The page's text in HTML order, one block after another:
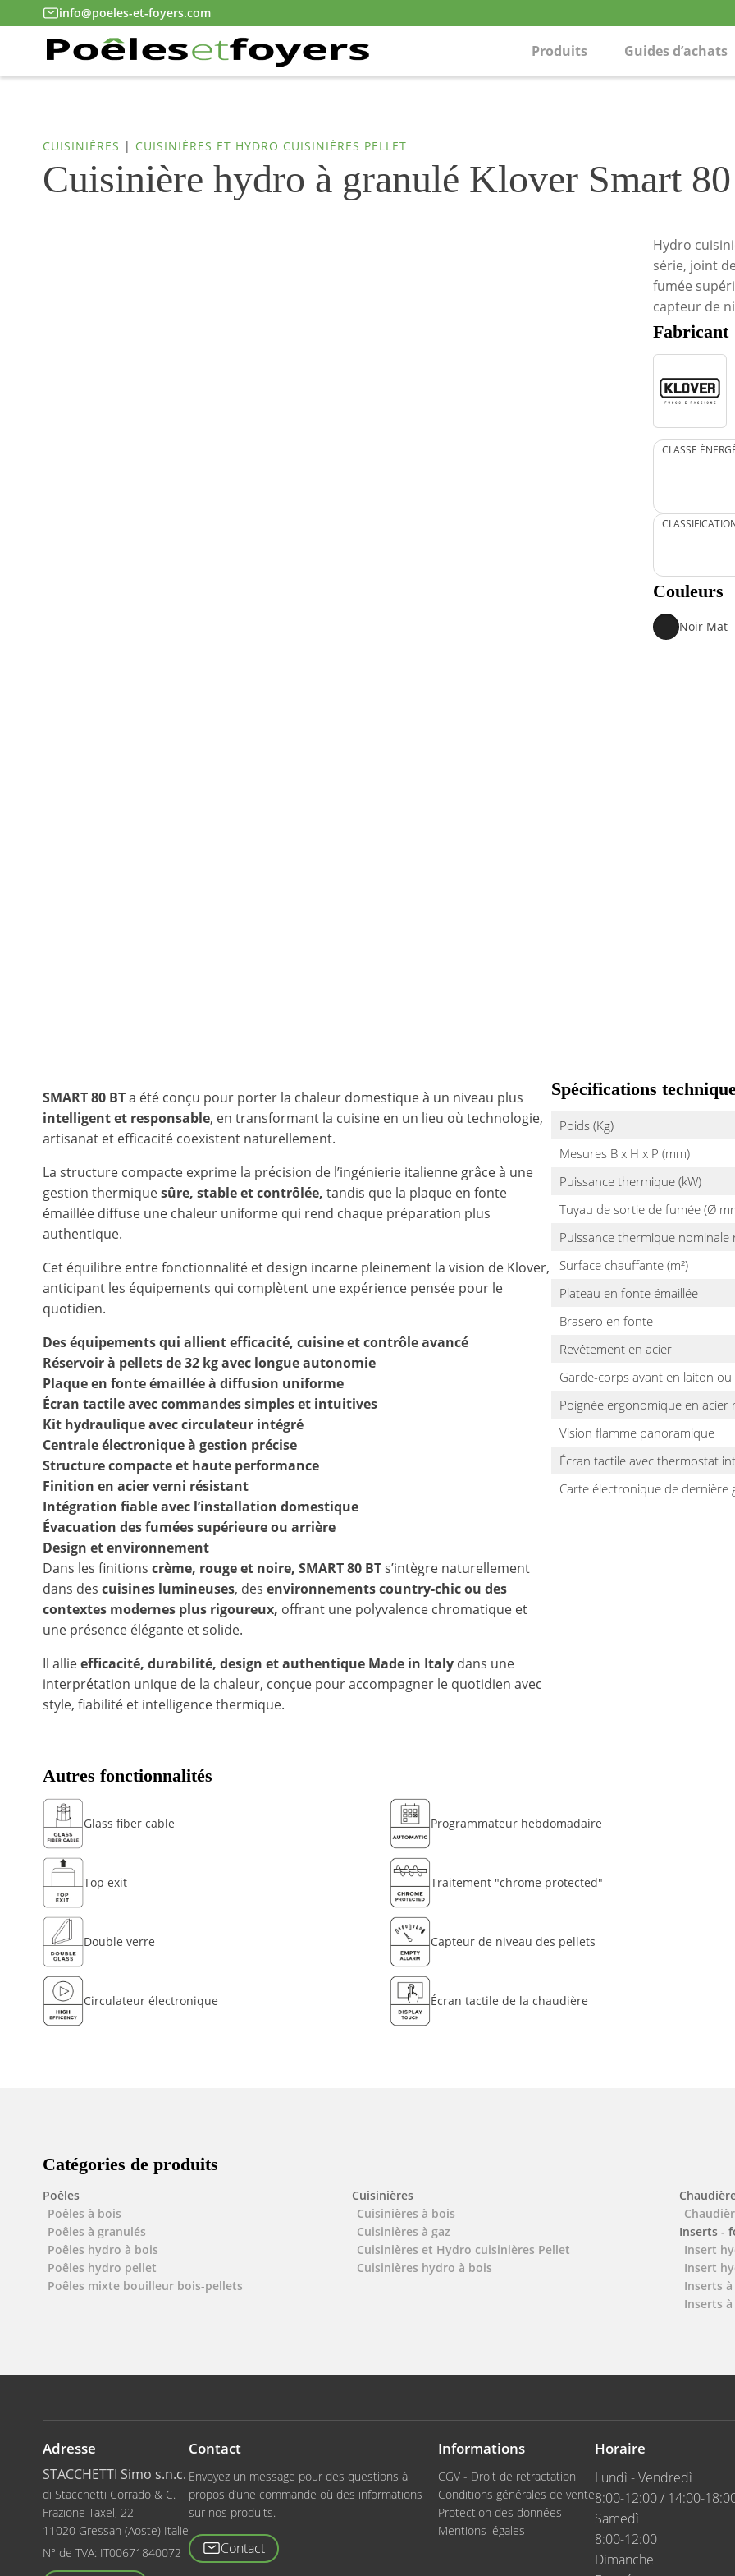
info@poeles-et-foyers.com
Produits Guides d’achats
CUISINIÈRES | CUISINIÈRES ET HYDRO CUISINIÈRES PELLET
Cuisinière hydro à granulé Klover Smart
Hydro
série, joint
fumée
capteur de
Fabricant
CLASSE
Couleurs
Noir Mat
SMART 80 BTa été conçu pour porter la chaleur domestique à un niveau plus
intelligent et responsable, en transformant la cuisine en un lieu où technologie,
artisanat et efficacité coexistent naturellement.
La structure compacte exprime la précision de l’ingénierie italienne grâce à une
gestion thermiquesûre, stable et contrôlée, tandis que la plaque en fonte
émaillée diffuse une chaleur uniforme qui rend chaque préparation plus
authentique.
Cet équilibre entre fonctionnalité et design incarne pleinement la vision de Klover,
anticipant les équipements qui complètent une expérience pensée pour le
quotidien.
Des équipements qui allient efficacité, cuisine et contrôle avancé
Réservoir à pellets de 32 kg avec longue autonomie
Plaque en fonte émaillée à diffusion uniforme
Écran tactile avec commandes simples et intuitives
Kit hydraulique avec circulateur intégré
Centrale électronique à gestion précise
Structure compacte et haute performance
Finition en acier verni résistant
Intégration fiable avec l’installation domestique
Évacuation des fumées supérieure ou arrière
Design et environnement
Dans les finitions crème, rouge et noire, SMART 80 BTs’intègre naturellement
dans des cuisines lumineuses, des environnements country-chic ou des
contextes modernes plus rigoureux, offrant une polyvalence chromatique et
une présence élégante et solide.
Il allieefficacité, durabilité, design et authentique Made in Italy dans une
interprétation unique de la chaleur, conçue pour accompagner le quotidien avec
style, fiabilité et intelligence thermique.
Spécifications
Poids (Kg)
Mesures B x H x P (mm)
Puissance thermique (kW)
Tuyau de sortie de fumée (Ø
Puissance thermique nominale
Surface chauffante (m²)
Plateau en fonte émaillée
Brasero en fonte
Revêtement en acier
Garde-corps avant en laiton ou
Poignée ergonomique en
Vision flamme panoramique
Écran tactile avec thermostat
Carte électronique de dernière
Autres fonctionnalités
Glass fiber cable Programmateur hebdomadaire
Top exit Traitement "chrome protected"
Double verre Capteur de niveau des pellets
Circulateur électronique Écran tactile de la chaudière
Catégories de produits
Poêles
Poêles à bois
Poêles à granulés
Poêles hydro à bois
Poêles hydro pellet
Poêles mixte bouilleur bois-pellets
Cuisinières
Cuisinières à bois
Cuisinières à gaz
Cuisinières et Hydro cuisinières Pellet
Cuisinières hydro à bois
Inserts -
Insert
Insert
Inserts
Inserts
Adresse
STACCHETTI Simo s.n.c.
di Stacchetti Corrado & C.
Frazione Taxel, 22
11020 Gressan (Aoste) Italie
N° de TVA: IT00671840072
Contact
Envoyez un message pour des questions à
propos d’une commande où des informations
sur nos produits.
Contact
Informations
CGV - Droit de retractation
Conditions générales de vente
Protection des données
Mentions légales
Horaire
Lundì - Vendredì
8:00-12:00 / 14:00-
Samedì
8:00-12:00
Dimanche